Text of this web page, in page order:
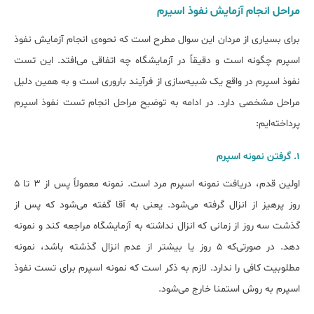
مراحل انجام آزمایش نفوذ اسیرم
برای بسیاری از مردان این سوال مطرح است که نحوه‌ی انجام آزمایش نفوذ
اسپرم چگونه است و دقیقاً در آزمایشگاه چه اتفاقی می‌افتد. این تست
نفوذ اسپرم در واقع یک شبیه‌سازی از فرآیند باروری است و به همین دلیل
مراحل مشخصی دارد. در ادامه به توضیح مراحل انجام تست نفوذ اسپرم
پرداخته‌ایم:
1. گرفتن نمونه اسپرم
اولین قدم، دریافت نمونه اسپرم مرد است. نمونه معمولاً پس از ۳ تا ۵
روز پرهیز از انزال گرفته می‌شود. یعنی به آقا گفته می‌شود که پس از
گذشت سه روز از زمانی که انزال نداشته به آزمایشگاه مراجعه کند و نمونه
دهد. در صورتی‌که ۵ روز یا بیشتر از عدم انزال گذشته باشد، نمونه
مطلوبیت کافی را ندارد. لازم به ذکر است که نمونه اسپرم برای تست نفوذ
اسپرم به روش استمنا خارج می‌شود.